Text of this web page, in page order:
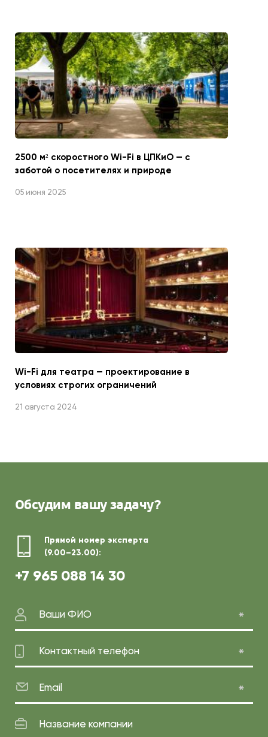
2500 м² скоростного Wi-Fi в ЦПКиО — с
заботой о посетителях и природе
05 июня 2025
Wi-Fi для театра — проектирование в
условиях строгих ограничений
21 августа 2024
Обсудим вашу задачу?
Прямой номер эксперта
(9.00–23.00):
+7 965 088 14 30
Ваши ФИО
Контактный телефон
Email
Название компании